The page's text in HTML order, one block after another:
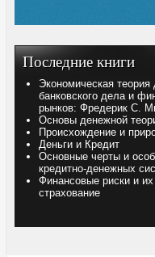
Последние книги
Экономическая теория
банковского дела и
рынков: Фредерик С.
Основы денежной
Происхождение и
Деньги и Кредит
Основные черты и
кредитно-денежных
Финансовые риски и их
страхование